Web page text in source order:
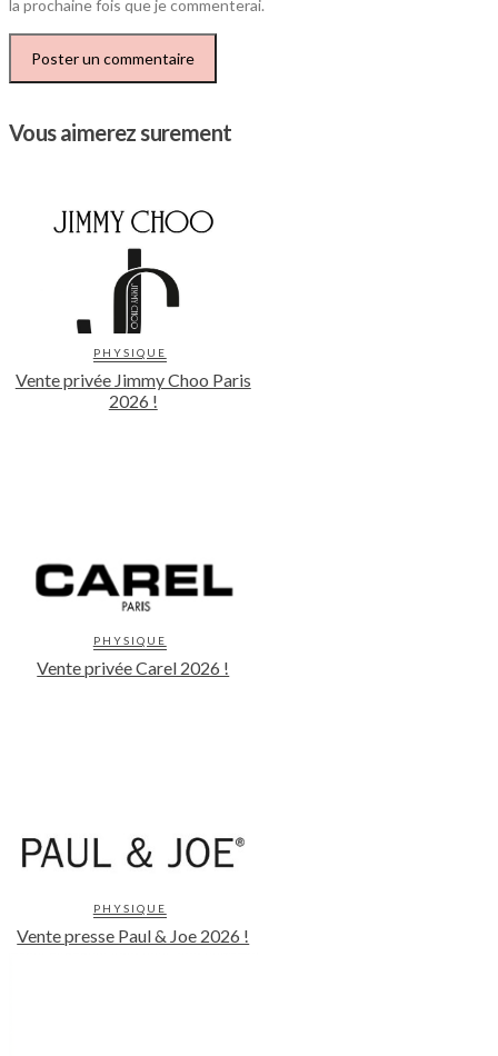
la prochaine fois que je commenterai.
Vous aimerez surement
PHYSIQUE
Vente privée Jimmy Choo Paris
2026 !
PHYSIQUE
Vente privée Carel 2026 !
PHYSIQUE
Vente presse Paul & Joe 2026 !